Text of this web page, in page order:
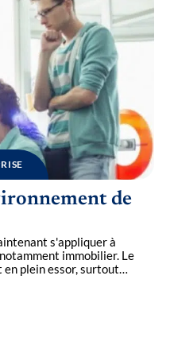
de
s'appliquer à
immobilier. Le
plein essor, surtout…